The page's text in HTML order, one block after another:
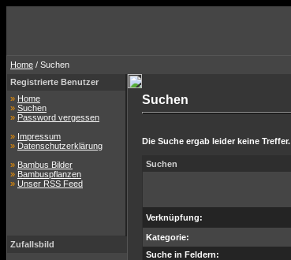
Home / Suchen
Registrierte Benutzer
» Home
» Suchen
» Password vergessen
» Impressum
» Datenschutzerklärung
» Bambus Bilder
» Bambuspflanzen
» Unser RSS Feed
Zufallsbild
Suchen
Die Suche ergab leider keine Treffer.
Suchen
Verknüpfung:
Kategorie:
Suche in Feldern: